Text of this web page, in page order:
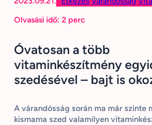
Olvasási idő: 2 perc
Óvatosan a több
vitaminkészítmény
szedésével – bajt is
A várandósság során ma már szinte
kismama szed valamilyen